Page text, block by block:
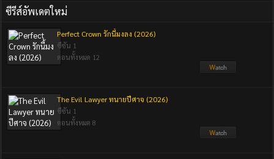
ซีรีส์อัพเดตใหม่
Perfect Crown รักนี้มงลง (2026)
ซีซัน 1
ตอนทั้งหมด 12
The Evil Lawyer ทนายปีศาจ (2026)
ซีซัน 1
ตอนทั้งหมด 8